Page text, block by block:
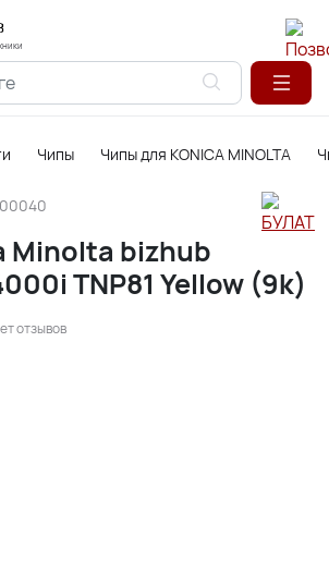
Чипы Чипы для KONICA MINOLTA
Minolta bizhub
TNP81 Yellow (9k)
отзывов